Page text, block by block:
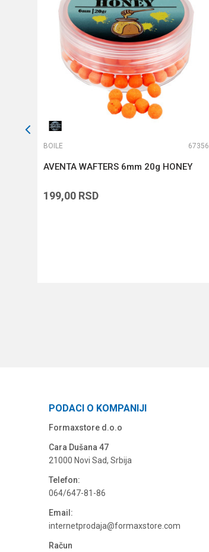
BOILE 67356
AVENTA WAFTERS 6mm 20g HONEY
199,00 RSD
PODACI O KOMPANIJI
Formaxstore d.o.o
Cara Dušana 47
21000 Novi Sad, Srbija
Telefon:
064/647-81-86
Email:
internetprodaja@formaxstore.com
Račun